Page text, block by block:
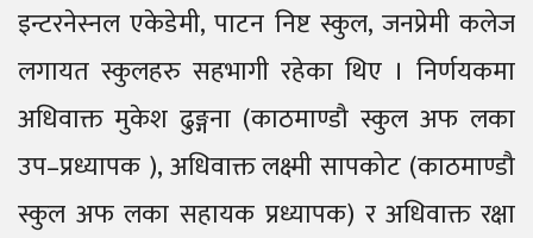
इन्टरनेस्नल एकेडेमी, पाटन निष्ट स्कुल, जनप्रेमी कलेज
लगायत स्कुलहरु सहभागी रहेका थिए । निर्णयकमा
अधिवाक्त मुकेश ढुङ्गना (काठमाण्डौ स्कुल अफ लका
उप–प्रध्यापक ), अधिवाक्त लक्ष्मी सापकोट (काठमाण्डौ
स्कुल अफ लका सहायक प्रध्यापक) र अधिवाक्त रक्षा